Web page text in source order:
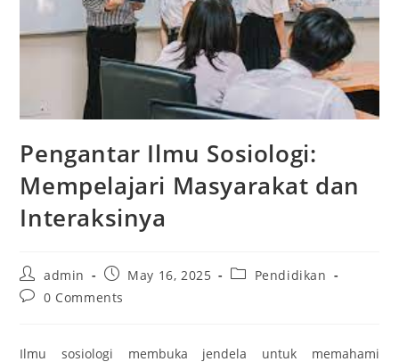
Pengantar Ilmu Sosiologi:
Mempelajari Masyarakat dan
Interaksinya
Post
author:
admin
Post
published:
May 16, 2025
PostPendidikan
Post0 Comments
Ilmu sosiologi membuka jendela untuk memahami